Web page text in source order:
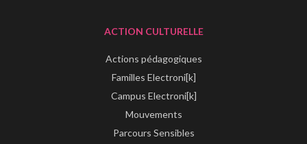
ACTION CULTURELLE
Actions pédagogiques
Familles Electroni[k]
Campus Electroni[k]
Mouvements
Parcours Sensibles